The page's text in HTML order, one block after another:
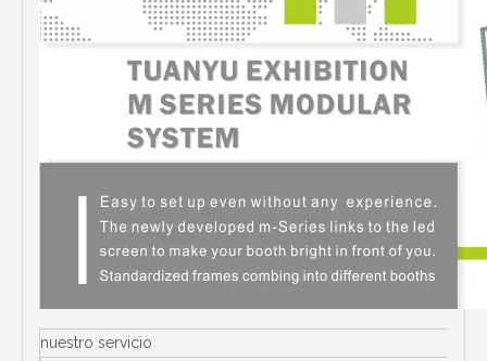
nuestro servicio